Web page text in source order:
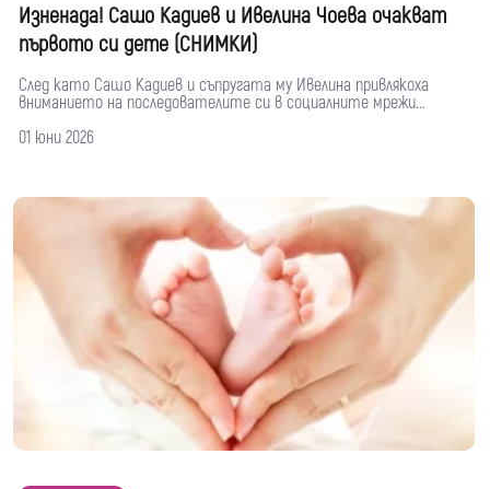
Изненада! Сашо Кадиев и Ивелина Чоева очакват
първото си дете (СНИМКИ)
След като Сашо Кадиев и съпругата му Ивелина привлякоха
вниманието на последователите си в социалните мрежи...
01 юни 2026